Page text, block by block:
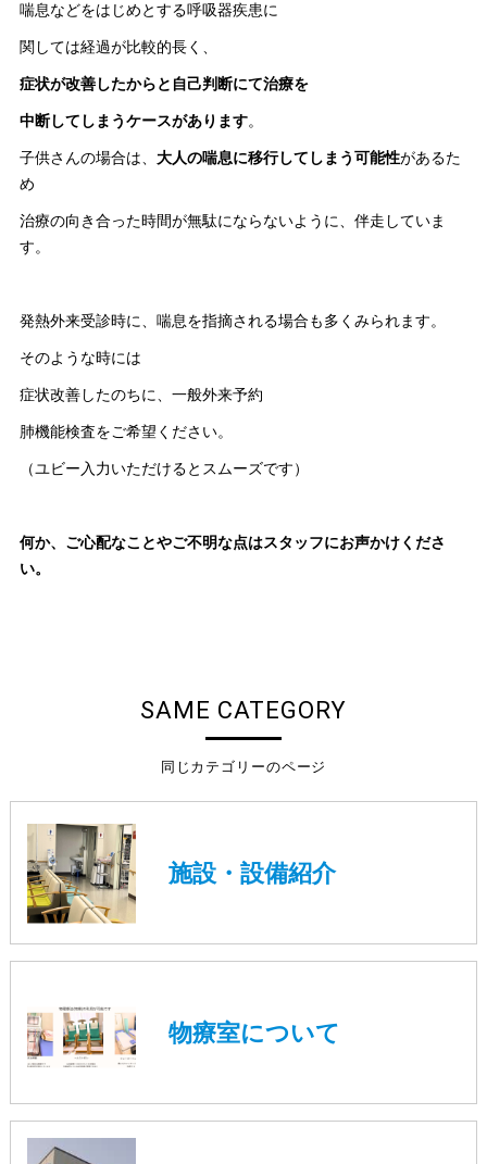
喘息などをはじめとする呼吸器疾患に
関しては経過が比較的長く、
症状が改善したからと自己判断にて治療を
中断してしまうケースがあります。
子供さんの場合は、 大人の喘息に移行してしまう可能性があるた
め
治療の向き合った時間が無駄にならないように、伴走していま
す。
発熱外来受診時に、喘息を指摘される場合も多くみられます。
そのような時には
症状改善したのちに、一般外来予約
肺機能検査をご希望ください。
（ユビー入力いただけるとスムーズです）
何か、ご心配なことやご不明な点はスタッフにお声かけくださ
い。
同じカテゴリーのページ
SAME CATEGORY
施設・設備紹介
物療室について